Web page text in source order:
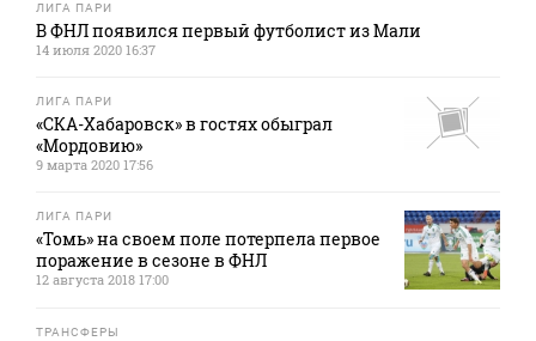
ЛИГА ПАРИ
В ФНЛ появился первый футболист из Мали
14 июля 2020 16:37
ЛИГА ПАРИ
«СКА-Хабаровск» в гостях обыграл
«Мордовию»
9 марта 2020 17:56
ЛИГА ПАРИ
«Томь» на своем поле потерпела первое
поражение в сезоне в ФНЛ
12 августа 2018 17:00
ТРАНСФЕРЫ